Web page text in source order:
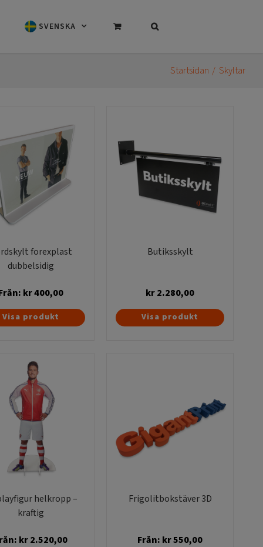
SVENSKA
Startsidan Skyltar
forexplast
dubbelsidig
kr400,00
Den
här
flera
varianter.
De
olika
alternativen
kan
väljas
på
Visa produkt
Butiksskylt
kr2.280,00
Visa produkt
helkropp –
kraftig
kr2.520,00
Frigolitbokstäver 3D
Från: kr550,00